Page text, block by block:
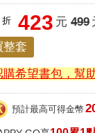
折 423 元 499
整套
購希望書包，幫
預計最高可得金幣